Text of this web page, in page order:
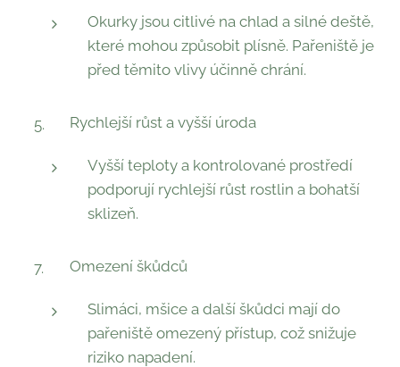
Okurky jsou citlivé na chlad a silné deště,
které mohou způsobit plísně. Pařeniště je
před těmito vlivy účinně chrání.
Rychlejší růst a vyšší úroda
Vyšší teploty a kontrolované prostředí
podporují rychlejší růst rostlin a bohatší
sklizeň.
Omezení škůdců
Slimáci, mšice a další škůdci mají do
pařeniště omezený přístup, což snižuje
riziko napadení.